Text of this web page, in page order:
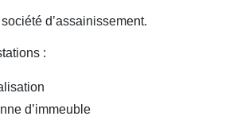
d’assainissement.
:
d’immeuble